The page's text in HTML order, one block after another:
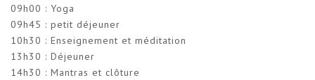
09h00 : Yoga
09h45 : petit déjeuner
10h30 : Enseignement et méditation
13h30 : Déjeuner
14h30 : Mantras et clôture